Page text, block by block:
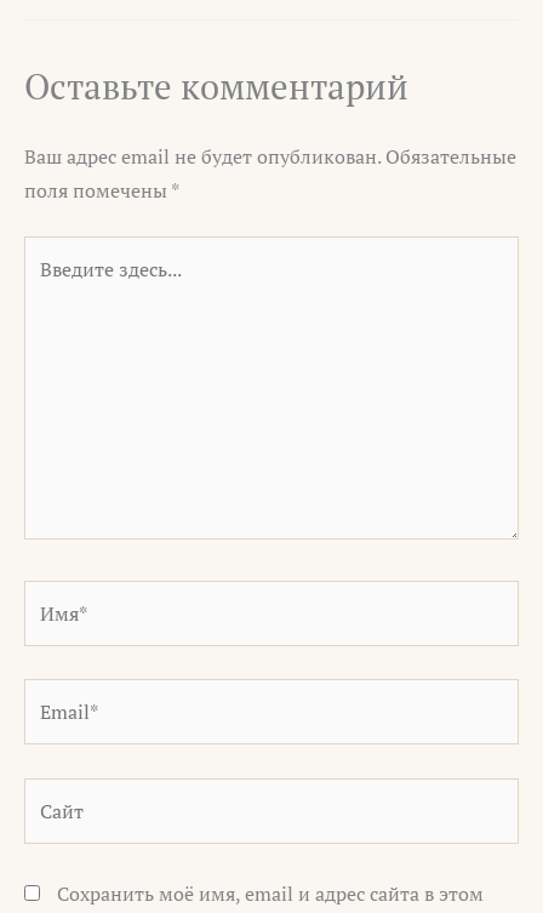
Оставьте комментарий
Ваш адрес email не будет опубликован. Обязательные
поля помечены *
здесь...
Сохранить моё имя, email и адрес сайта в этом